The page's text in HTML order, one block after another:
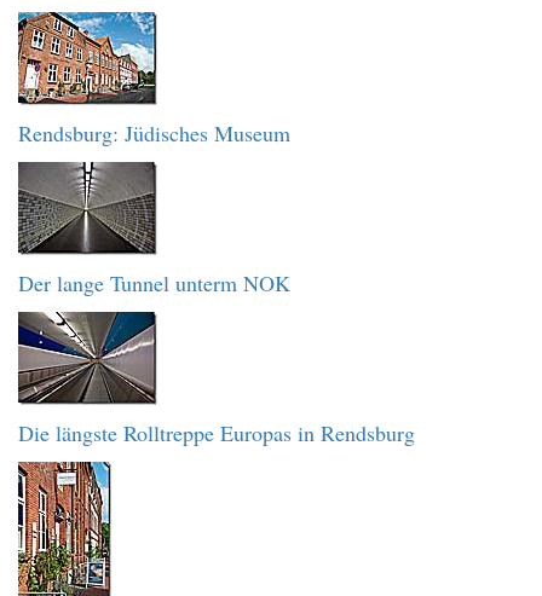
Rendsburg: Jüdisches Museum
Der lange Tunnel unterm NOK
Die längste Rolltreppe Europas in Rendsburg